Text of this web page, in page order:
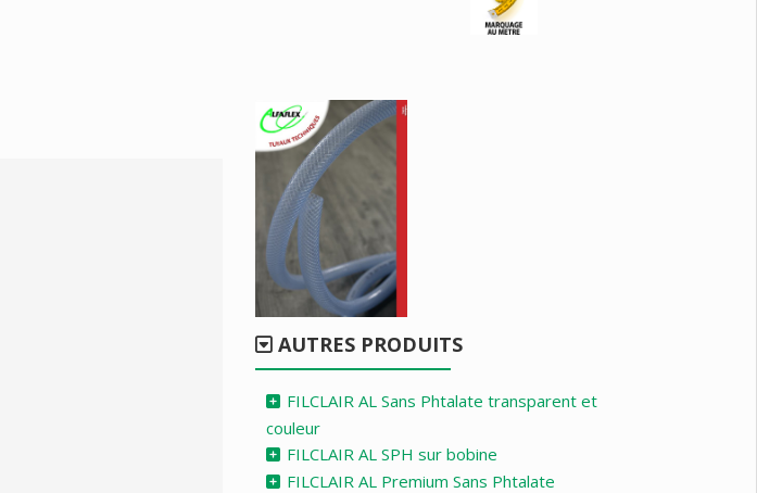
AUTRES PRODUITS
FILCLAIR AL Sans Phtalate transparent et
couleur
FILCLAIR AL SPH sur bobine
FILCLAIR AL Premium Sans Phtalate